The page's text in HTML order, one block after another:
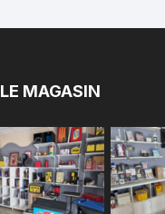
LE MAGASIN